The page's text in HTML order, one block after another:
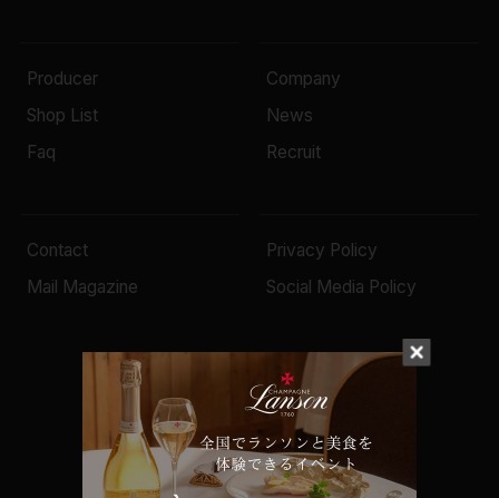
Producer
Shop List
Faq
Company
News
Recruit
Contact
Mail Magazine
Privacy Policy
Social Media Policy